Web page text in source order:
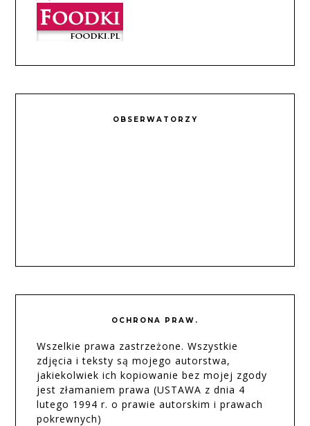
OBSERWATORZY
OCHRONA PRAW.
Wszelkie prawa zastrzeżone. Wszystkie
zdjęcia i teksty są mojego autorstwa,
jakiekolwiek ich kopiowanie bez mojej zgody
jest złamaniem prawa (USTAWA z dnia 4
lutego 1994 r. o prawie autorskim i prawach
pokrewnych)